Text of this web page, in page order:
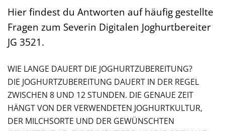
Hier findest du Antworten auf häufig gestellte
Fragen zum Severin Digitalen Joghurtbereiter
JG 3521.
WIE LANGE DAUERT DIE JOGHURTZUBEREITUNG?
DIE JOGHURTZUBEREITUNG DAUERT IN DER REGEL
ZWISCHEN 8 UND 12 STUNDEN. DIE GENAUE ZEIT
HÄNGT VON DER VERWENDETEN JOGHURTKULTUR,
DER MILCHSORTE UND DER GEWÜNSCHTEN